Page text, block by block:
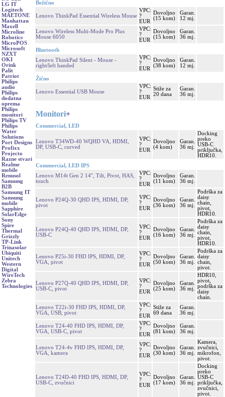
LG IT
Logitech
MAETONE
Manhattan
Maxell
Microline
Robotics
MicroPOS
Microsoft
NZXT
OKI
Orink
Palit
Patriot
Philips
audio
Philips
dodatna
oprema
Philips
monitori
Philips TV
Philips
Water
Solutions
Port Designs
Profixx
Projecto
Razne stvari
Realme
mobile
Renusol
Samsung
B2B
Samsung IT
Samsung
mobile
Sapphire
SolarEdge
Sony
Spire
Thermal
Grizzly
TP-Link
Trinasolar
Ubiquiti
Unitech
Western
Digital
WireTech
Zebra
Technologies
Bežično
Lenovo ThinkPad Essential Wireless Mouse
VPC:
?
EUR
Dovoljno
(15 kom)
Garan.
12 mj.
Lenovo Wireless Multi-Mode Pro Plus
Mouse 6050
VPC:
?
EUR
Dovoljno
(15 kom)
Garan.
36 mj.
Bluetooth
Lenovo ThinkPad Silent - Mouse -
right/left handed
VPC:
?
EUR
Dovoljno
(38 kom)
Garan.
12 mj.
Žično
Lenovo Essential USB Mouse
VPC:
?
EUR
Stiže za
20 dana
Garan.
36 mj.
Monitori+
Commercial, LED
Lenovo T34WD-40 WQHD VA, HDMI,
DP, USB-C, curved
VPC:
?
EUR
Dovoljno
(4 kom)
Garan.
36 mj.
Docking
preko
USB-C
priključka,
HDR10.
Commercial, LED IPS
Lenovo M14t Gen 2 14'', Tilt, Pivot, HAS,
touch
VPC:
?
EUR
Dovoljno
(11 kom)
Garan.
36 mj.
Lenovo P24Q-30 QHD IPS, HDMI, DP,
pivot
VPC:
?
EUR
Dovoljno
(36 kom)
Garan.
36 mj.
Podrška za
daisy
chain,
pivot,
HDR10.
Lenovo P24Q-40 QHD IPS, HDMI, DP,
USB-C
VPC:
?
EUR
Dovoljno
(16 kom)
Garan.
36 mj.
Podrška za
daisy
chain,
pivot,
HDR10.
Lenovo P25i-30 FHD IPS, HDMI, DP,
VGA, pivot
VPC:
?
EUR
Dovoljno
(50 kom)
Garan.
36 mj.
Podrška za
daisy
chain,
pivot.
Lenovo P27Q-40 QHD IPS, HDMI, DP,
USB-C, pivot
VPC:
?
EUR
Dovoljno
(25 kom)
Garan.
36 mj.
HDR10,
pivot,
podrška za
daisy
chain.
Lenovo T22i-30 FHD IPS, HDMI, DP,
VGA, USB, pivot
VPC:
?
EUR
Stiže za
69 dana
Garan.
36 mj.
Lenovo T24-40 FHD IPS, HDMI, DP,
VGA, USB-C, pivot
VPC:
?
EUR
Dovoljno
(81 kom)
Garan.
36 mj.
Lenovo T24-4v FHD IPS, HDMI, DP,
VGA, kamera
VPC:
?
EUR
Dovoljno
(30 kom)
Garan.
36 mj.
Kamera,
zvučnici,
mikrofon,
pivot.
Lenovo T24D-40 FHD IPS, HDMI, DP,
USB-C, zvučnici
VPC:
?
EUR
Dovoljno
(17 kom)
Garan.
36 mj.
Docking
preko
USB-C
priključka,
zvučnici,
pivot.